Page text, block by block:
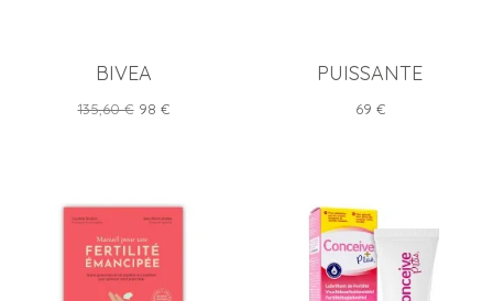
BIVEA
Prix
135,60 € Prix
98 €
PUISSANTE
Prix
69 €